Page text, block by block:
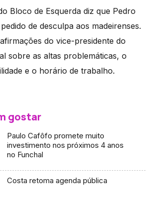
Bloco de Esquerda diz que Pedro
de desculpa aos madeirenses.
do vice-presidente do
sobre as altas problemáticas, o
e o horário de trabalho.
gostar
Paulo Cafôfo promete muito
investimento nos próximos 4 anos
no Funchal
Costa retoma agenda pública